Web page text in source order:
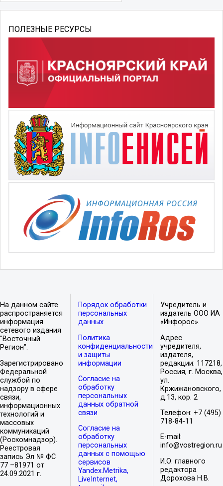
ПОЛЕЗНЫЕ РЕСУРСЫ
На данном сайте
распространяется
информация
сетевого издания
"Восточный
Регион".
Зарегистрировано
Федеральной
службой по
надзору в сфере
связи,
информационных
технологий и
массовых
коммуникаций
(Роскомнадзор).
Реестровая
запись Эл № ФС
77 –81971 от
24.09.2021 г.
Порядок обработки
персональных
данных
Политика
конфиденциальности
и защиты
информации
Согласие на
обработку
персональных
данных обратной
связи
Согласие на
обработку
персональных
данных с помощью
сервисов
Yandex.Metrika,
LiveInternet,
Учредитель и
издатель ООО ИА
«Инфорос».
Адрес
учредителя,
издателя,
редакции: 117218,
Россия, г. Москва,
ул.
Кржижановского,
д.13, кор. 2
Телефон: +7 (495)
718-84-11
E-mail:
info@vostregion.ru
И.О. главного
редактора
Дорохова Н.В.